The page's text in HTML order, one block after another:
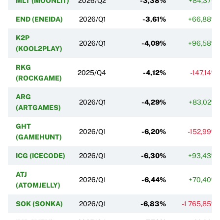
END (ENEIDA) 2026/Q1 -3,61% +66,88%
K2P
(KOOL2PLAY)
2026/Q1 -4,09% +96,58%
RKG
(ROCKGAME)
2025/Q4 -4,12% -147,14%
ARG
(ARTGAMES)
2026/Q1 -4,29% +83,02%
GHT
(GAMEHUNT)
2026/Q1 -6,20% -152,99%
ICG (ICECODE) 2026/Q1 -6,30% +93,43%
ATJ
(ATOMJELLY)
2026/Q1 -6,44% +70,40%
SOK (SONKA) 2026/Q1 -6,83% -1 765,85%